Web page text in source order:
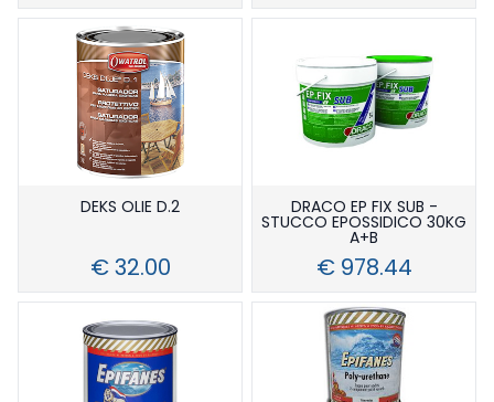
DEKS OLIE D.2
€ 32.00
DRACO EP FIX SUB -
STUCCO EPOSSIDICO 30KG
A+B
€ 978.44